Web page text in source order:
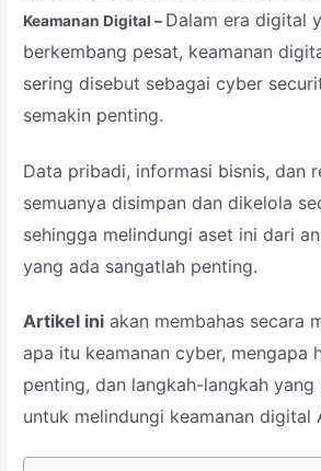
Keamanan Digital – Dalam era digital
berkembang pesat, keamanan
sering disebut sebagai cyber
semakin penting.
Data pribadi, informasi bisnis, dan
semuanya disimpan dan dikelola
sehingga melindungi aset ini dari
yang ada sangatlah penting.
Artikel ini akan membahas secara
apa itu keamanan cyber, mengapa
penting, dan langkah-langkah
untuk melindungi keamanan digital